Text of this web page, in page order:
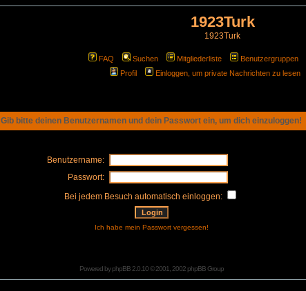
1923Turk
1923Turk
FAQ Suchen Mitgliederliste Benutzergruppen
Profil
Einloggen, um private Nachrichten zu lesen
Gib bitte deinen Benutzernamen und dein Passwort ein, um dich einzuloggen!
Benutzername:
Passwort:
Bei jedem Besuch automatisch einloggen:
Ich habe mein Passwort vergessen!
Powered byphpBB2.0.10 © 2001, 2002 phpBB Group